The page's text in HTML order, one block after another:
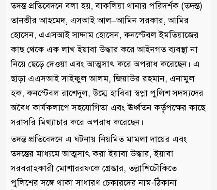
তদন্ত প্রতিবেদনে বলা হয়, বাকলিয়া থানার পরিদর্শক (তদন্ত)
তানভীর আহমেদ, এসআই আল–আমিন সরকার, আমির
হোসেন, এএসআই সাদ্দাম হোসেন, কনস্টেবল ইমতিয়াজের
কাছ থেকে এক লাখ ইয়াবা উদ্ধার করে আইনগত ব্যবস্থা না
নিয়ে ছেড়ে দেওয়া এবং আত্মসাৎ করে অপরাধ করেছেন। এ
ছাড়া এএসআই সাইফুল আলম, জিয়াউর রহমান, এনামুল
হক, কনস্টেবল রাশেদুল, উম্মে হাবিবা স্বপ্না পুলিশ সদস্যদের
অবৈধ কার্যকলাপে সহযোগিতা এবং ঊর্ধ্বতন কর্তৃপক্ষের কাছে
সরাসরি মিথ্যাচার করে অপরাধ করেছেন।
তদন্ত প্রতিবেদনে এ ঘটনায় নিয়মিত মামলা দায়ের এবং
তদন্তের মাধ্যমে আত্মসাৎ করা ইয়াবা উদ্ধার, ইয়াবা
সরবরাহকারী মোশাররফকে গ্রেপ্তার, তল্লাশিচৌকিতে
পুলিশের সঙ্গে থাকা সাধারণ চেকারদের নাম-ঠিকানা